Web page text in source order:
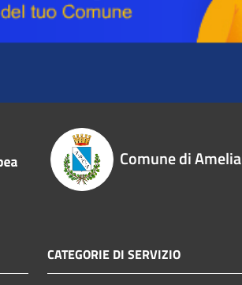
Comune di Amelia
CATEGORIE DI SERVIZIO